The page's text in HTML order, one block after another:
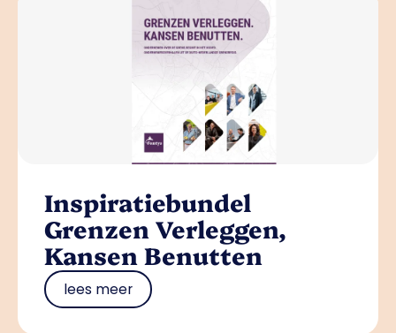
Inspiratiebundel
Grenzen Verleggen,
Kansen Benutten
lees meer